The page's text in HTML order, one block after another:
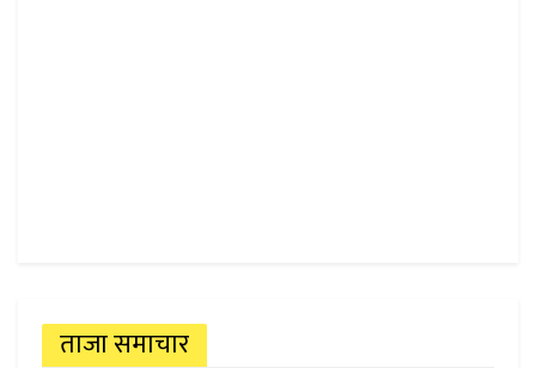
ताजा समाचार